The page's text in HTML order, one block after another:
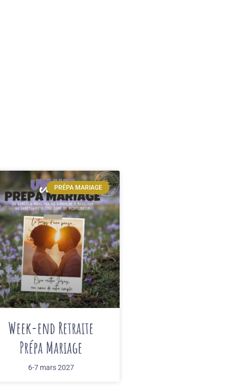
PRÉPA MARIAGE
Week-end Retraite
Prépa Mariage
6-7 mars 2027